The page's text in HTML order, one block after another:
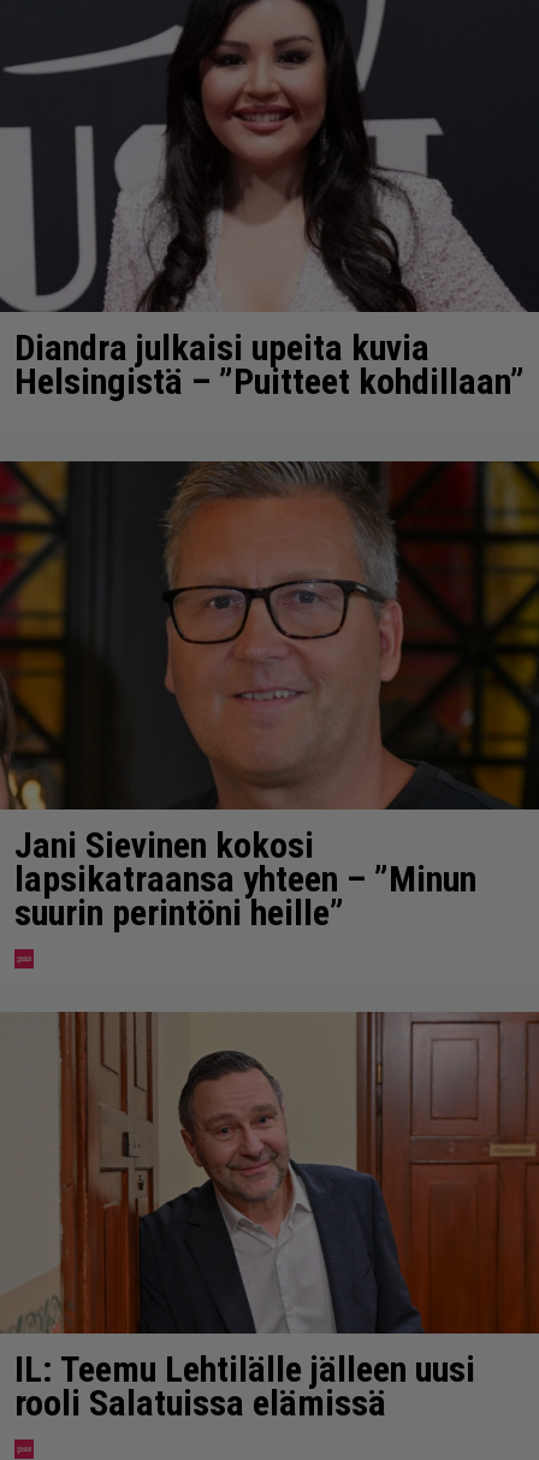
Diandra julkaisi upeita kuvia
Helsingistä – ”Puitteet kohdillaan”
Jani Sievinen kokosi
lapsikatraansa yhteen – ”Minun
suurin perintöni heille”
IL: Teemu Lehtilälle jälleen uusi
rooli Salatuissa elämissä